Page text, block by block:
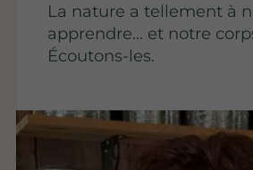
La nature a tellement à
apprendre… et notre
Écoutons-les.